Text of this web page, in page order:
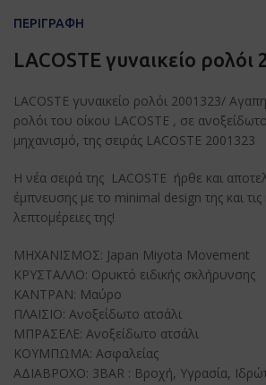
ΠΕΡΙΓΡΑΦΉ
LACOSTE γυναικείο ρολόι
LACOSTE γυναικείο ρολόι 2001323/
ρολόι του οίκου LACOSTE , σε
μηχανισμό, της σειράς LACOSTE 2001323
Η νέα σειρά της LACOSTE ήρθε και
έμπνευσης με το minimal design της και
λεπτομέρειες της!
ΜΗΧΑΝΙΣΜΟΣ: Japan Miyota Movement
ΚΡΥΣΤΑΛΛΟ: Ορυκτό ειδικής σκλήρυνσης
ΚΑΝΤΡΑΝ: Μαύρο
ΠΛΑΙΣΙΟ: Aνοξείδωτο ατσάλι
ΜΠΡΑΣΕΛΕ: Aνοξείδωτο ατσάλι
ΚΟΥΜΠΩΜΑ: Ασφαλείας
ΑΔΙΑΒΡΟΧΟ: 3BAR : Βροχή, Υγρασία,